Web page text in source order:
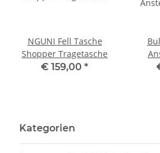
NGUNI Fell Tasche
Shopper Tragetasche
€ 159,00 *
Kategorien